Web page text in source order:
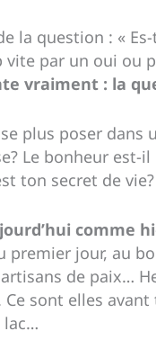
la question : «
par un oui ou
vraiment : la
plus poser
Le bonheur est-
ton secret de
comme
premier jour, au
de paix…
sont elles
lac…